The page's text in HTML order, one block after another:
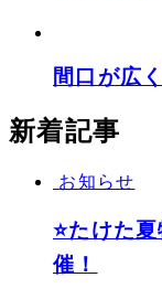
間口が広
新着記事
お知らせ
⭐たけた
催！